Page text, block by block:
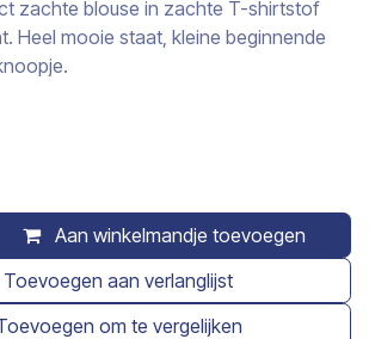
zachte blouse in zachte T-shirtstof
Heel mooie staat, kleine beginnende
Aan winkelmandje toevoegen
om te vergelijken
Toevoegen aan verlanglijst